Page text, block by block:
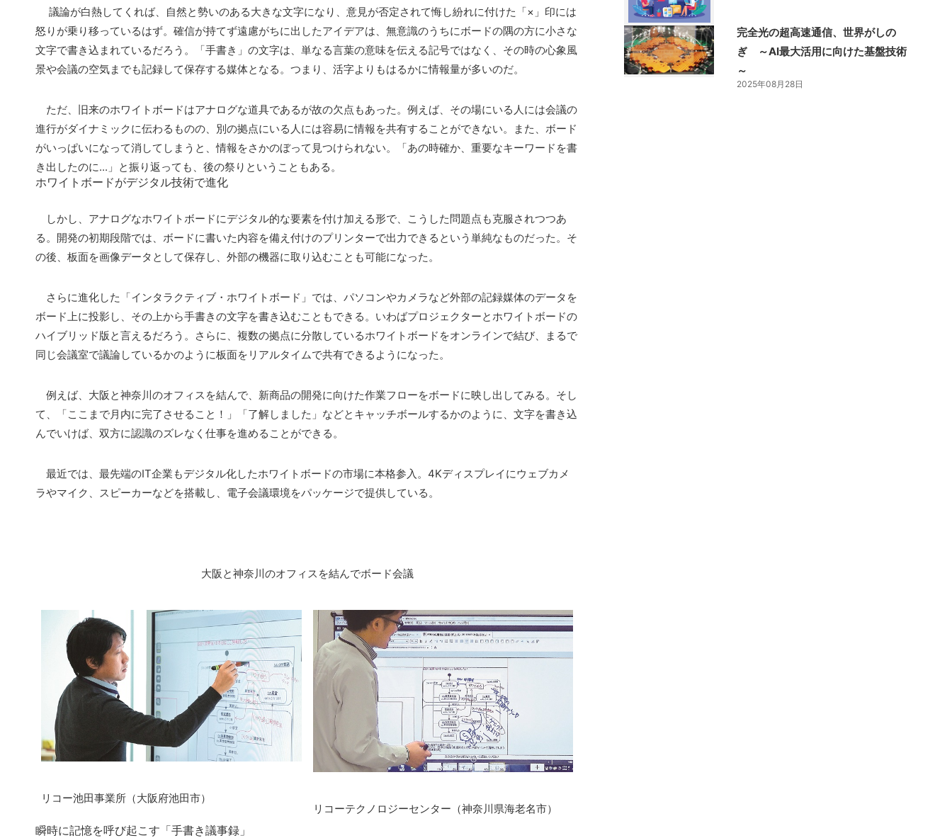
議論が白熱してくれば、自然と勢いのある大きな文字になり、意見が否定されて悔し紛れに付けた「×」印には
怒りが乗り移っているはず。確信が持てず遠慮がちに出したアイデアは、無意識のうちにボードの隅の方に小さな
文字で書き込まれているだろう。「手書き」の文字は、単なる言葉の意味を伝える記号ではなく、その時の心象風
景や会議の空気までも記録して保存する媒体となる。つまり、活字よりもはるかに情報量が多いのだ。
ただ、旧来のホワイトボードはアナログな道具であるが故の欠点もあった。例えば、その場にいる人には会議の
進行がダイナミックに伝わるものの、別の拠点にいる人には容易に情報を共有することができない。また、ボード
がいっぱいになって消してしまうと、情報をさかのぼって見つけられない。「あの時確か、重要なキーワードを書
き出したのに...」と振り返っても、後の祭りということもある。
ホワイトボードがデジタル技術で進化
しかし、アナログなホワイトボードにデジタル的な要素を付け加える形で、こうした問題点も克服されつつあ
る。開発の初期段階では、ボードに書いた内容を備え付けのプリンターで出力できるという単純なものだった。そ
の後、板面を画像データとして保存し、外部の機器に取り込むことも可能になった。
さらに進化した「インタラクティブ・ホワイトボード」では、パソコンやカメラなど外部の記録媒体のデータを
ボード上に投影し、その上から手書きの文字を書き込むこともできる。いわばプロジェクターとホワイトボードの
ハイブリッド版と言えるだろう。さらに、複数の拠点に分散しているホワイトボードをオンラインで結び、まるで
同じ会議室で議論しているかのように板面をリアルタイムで共有できるようになった。
例えば、大阪と神奈川のオフィスを結んで、新商品の開発に向けた作業フローをボードに映し出してみる。そし
て、「ここまで月内に完了させること！」「了解しました」などとキャッチボールするかのように、文字を書き込
んでいけば、双方に認識のズレなく仕事を進めることができる。
最近では、最先端のIT企業もデジタル化したホワイトボードの市場に本格参入。4Kディスプレイにウェブカメ
ラやマイク、スピーカーなどを搭載し、電子会議環境をパッケージで提供している。
大阪と神奈川のオフィスを結んでボード会議
リコー池田事業所（大阪府池田市）
リコーテクノロジーセンター（神奈川県海老名市）
瞬時に記憶を呼び起こす「手書き議事録」
完全光の超高速通信、世界がしの
ぎ ～AI最大活用に向けた基盤技術
～
2025年08月28日